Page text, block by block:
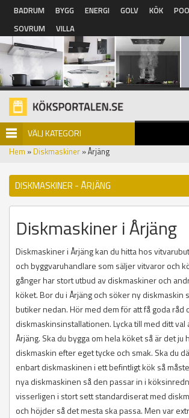
Hoppa till huvudinnehåll
BADRUM BYGG ENERGI GOLV KÖK
SOVRUM
VILLA
VÄLJ KATEGORI
Hem » Diskmaskiner » Årjäng
DISKMASKINER - ÅRJÄNG
Diskmaskiner i Årjäng
Diskmaskiner i Årjäng kan du hitta hos
och byggvaruhandlare som säljer vitvaror och
gånger har stort utbud av diskmaskiner och
köket. Bor du i Årjäng och söker ny diskmaskin
butiker nedan. Hör med dem för att få goda råd
diskmaskinsinstallationen. Lycka till med ditt val
Årjäng. Ska du bygga om hela köket så är det ju
diskmaskin efter eget tycke och smak. Ska du
enbart diskmaskinen i ett befintligt kök så
nya diskmaskinen så den passar in i
visserligen i stort sett standardiserat med
och höjder så det mesta ska passa. Men var